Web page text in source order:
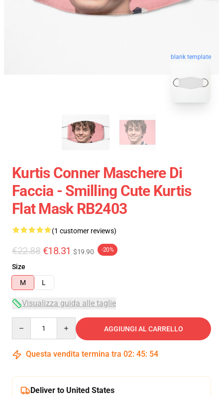
blank template
Kurtis Conner Maschere Di
Faccia - Smilling Cute Kurtis
Flat Mask RB2403
(1 customer reviews)
€22.88 €18.31 $19.90 -20%
Size
M
L
Visualizza guida alle taglie
AGGIUNGI AL CARRELLO
Questa vendita termina tra 02: 45: 53
Deliver to United States